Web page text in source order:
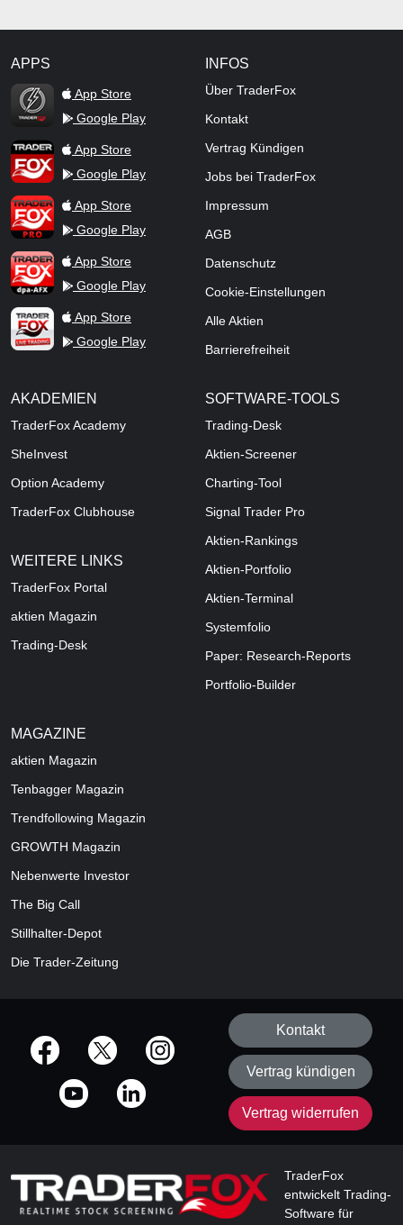
APPS
TraderFox Flash
App Store
Google Play
TraderFox AppApp Store
Google Play
TraderFox ProApp Store
Google Play
TraderFox dpa-AFX ProFeed
App Store
Google Play
TraderFox Live Trading
App Store
Google Play
INFOS
Über TraderFox
Kontakt
Vertrag Kündigen
Jobs bei TraderFox
Impressum
AGB
Datenschutz
Cookie-Einstellungen
Alle Aktien
Barrierefreiheit
AKADEMIEN
TraderFox Academy
SheInvest
Option Academy
TraderFox Clubhouse
WEITERE LINKS
TraderFox Portal
aktien Magazin
Trading-Desk
SOFTWARE-TOOLS
Trading-Desk
Aktien-Screener
Charting-Tool
Signal Trader Pro
Aktien-Rankings
Aktien-Portfolio
Aktien-Terminal
Systemfolio
Paper: Research-Reports
Portfolio-Builder
MAGAZINE
aktien Magazin
Tenbagger Magazin
Trendfollowing Magazin
GROWTH Magazin
Nebenwerte Investor
The Big Call
Stillhalter-Depot
Die Trader-Zeitung
offizielle Social Media-Accounts
Kontakt
Vertrag kündigen
Vertrag widerrufen
TraderFox
entwickelt Trading-
Software für